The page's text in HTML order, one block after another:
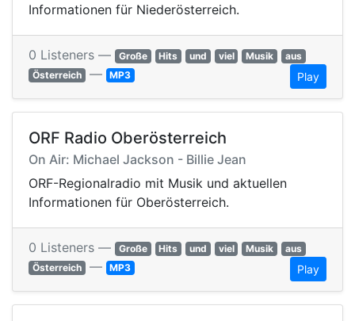
Informationen für Niederösterreich.
0 Listeners — Große Hits und viel Musik
aus
Österreich — MP3 Play
ORF Radio Oberösterreich
On Air: Michael Jackson - Billie Jean
ORF-Regionalradio mit Musik und aktuellen
Informationen für Oberösterreich.
0 Listeners — Große Hits und viel Musik
aus
Österreich — MP3 Play